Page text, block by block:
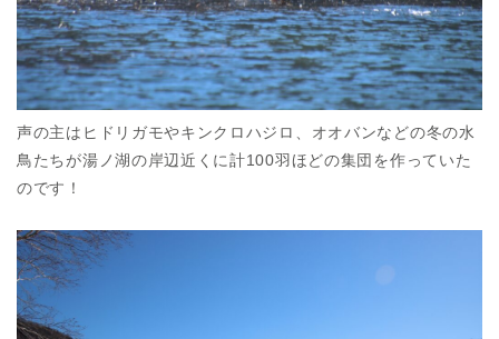
声の主はヒドリガモやキンクロハジロ、オオバンなどの冬の水
鳥たちが湯ノ湖の岸辺近くに計100羽ほどの集団を作っていた
のです！